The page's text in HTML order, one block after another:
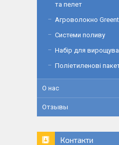
та пелет
Агроволокно
Системи поливу
Набір для
Поліетиленові
О нас
Отзывы
Контакти